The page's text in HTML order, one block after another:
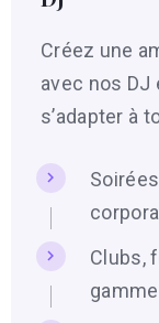
Créez une
avec nos DJ
s’adapter à
Clubs,
gamme